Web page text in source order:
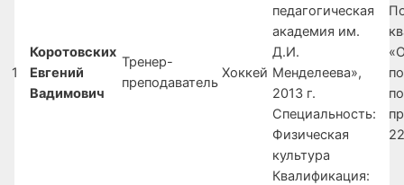
1
Коротовских
Евгений
Вадимович
Тренер-
преподаватель
Хоккей
педагогическая
академия им.
Д.И.
Менделеева»,
2013 г.
Специальность:
Физическая
культура
Квалификация: